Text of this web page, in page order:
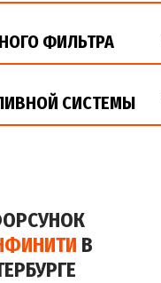
ФИЛЬТРА
СИСТЕМЫ
В